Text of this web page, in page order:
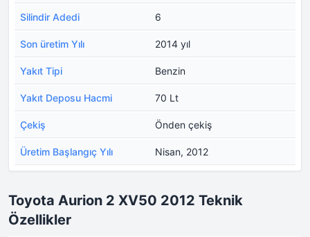
Silindir Adedi 6
Son üretim Yılı 2014 yıl
Yakıt Tipi Benzin
Yakıt Deposu Hacmi 70 Lt
Çekiş Önden çekiş
Üretim Başlangıç Yılı Nisan, 2012
Toyota Aurion 2 XV50 2012 Teknik
Özellikler